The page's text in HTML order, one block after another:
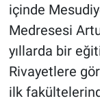
içinde
Medresesi
yıllarda bir
Rivayetlere
ilk